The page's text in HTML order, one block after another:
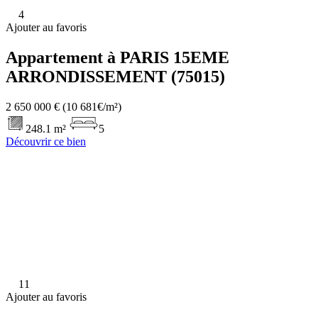
4
Ajouter au favoris
Appartement à PARIS 15EME
ARRONDISSEMENT (75015)
2 650 000 € (10 681€/m²)
248.1 m²
5
Découvrir ce bien
11
Ajouter au favoris